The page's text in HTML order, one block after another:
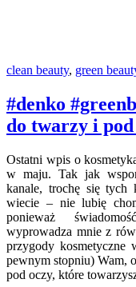
clean beauty, green
#denko
do twarzy i
Ostatni wpis o
w maju. Tak jak
kanale, trochę się tych
wiecie – nie lubię
ponieważ
wyprowadza mnie z
przygody kosmetyczne
pewnym stopniu) Wam,
pod oczy, które